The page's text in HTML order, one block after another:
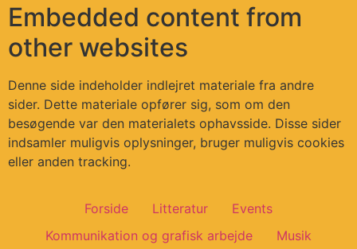
Embedded content from
other websites
Denne side indeholder indlejret materiale fra andre
sider. Dette materiale opfører sig, som om den
besøgende var den materialets ophavsside. Disse sider
indsamler muligvis oplysninger, bruger muligvis cookies
eller anden tracking.
Forside Litteratur
Events
Kommunikation og grafisk arbejde
Musik